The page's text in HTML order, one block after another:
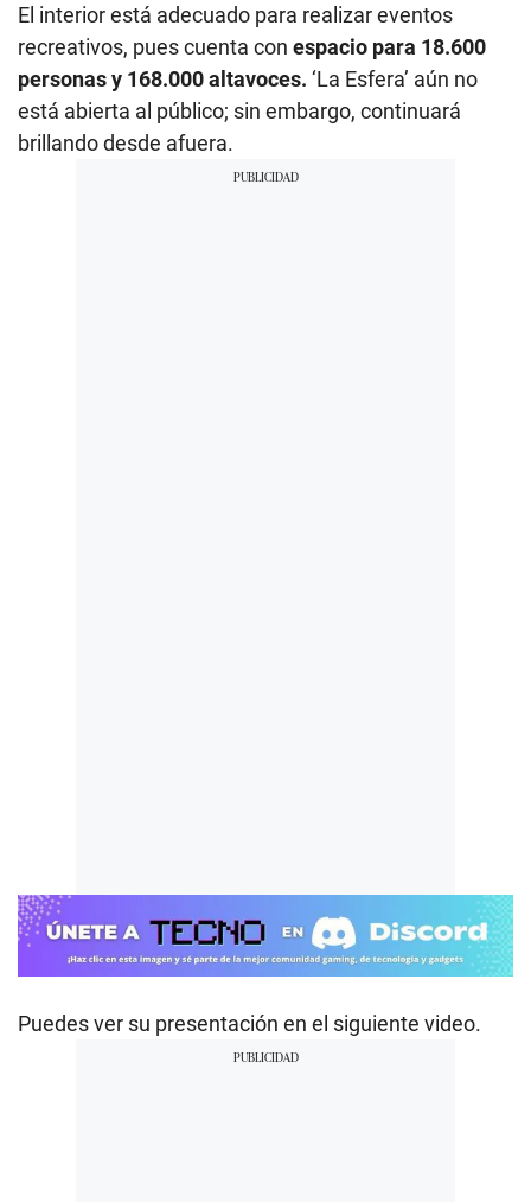
El interior está adecuado para realizar eventos
recreativos, pues cuenta con espacio para 18.600
personas y 168.000 altavoces. ‘La Esfera’ aún no
está abierta al público; sin embargo, continuará
brillando desde afuera.
Puedes ver su presentación en el siguiente video.